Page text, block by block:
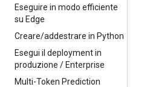
Eseguire in modo efficiente
su Edge
Creare/addestrare in Python
Esegui il deployment in
produzione / Enterprise
Multi-Token Prediction